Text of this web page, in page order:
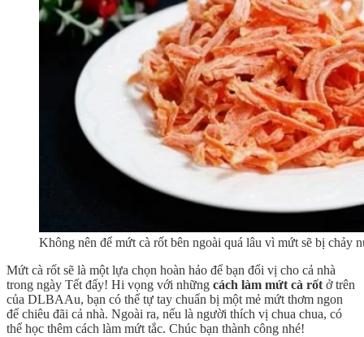
Không nên để mứt cà rốt bên ngoài quá lâu vì mứt sẽ bị chảy
Mứt cà rốt sẽ là một lựa chọn hoàn hảo để bạn đổi vị cho cả nhà
trong ngày Tết đấy! Hi vọng với những cách làm mứt cà rốtở trên
của DLBAAu, bạn có thể tự tay chuẩn bị một mẻ mứt thơm ngon
để chiêu đãi cả nhà. Ngoài ra, nếu là người thích vị chua chua, có
thể học thêm cách làm mứt tắc. Chúc bạn thành công nhé!